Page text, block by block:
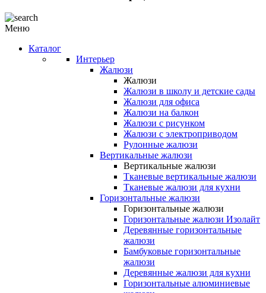
Меню
Каталог
Интерьер
Жалюзи
Жалюзи
Жалюзи в школу и детские сады
Жалюзи для офиса
Жалюзи на балкон
Жалюзи с рисунком
Жалюзи с электроприводом
Рулонные жалюзи
Вертикальные жалюзи
Вертикальные жалюзи
Тканевые вертикальные жалюзи
Тканевые жалюзи для кухни
Горизонтальные жалюзи
Горизонтальные жалюзи
Горизонтальные жалюзи Изолайт
Деревянные горизонтальные
жалюзи
Бамбуковые горизонтальные
жалюзи
Деревянные жалюзи для кухни
Горизонтальные алюминиевые